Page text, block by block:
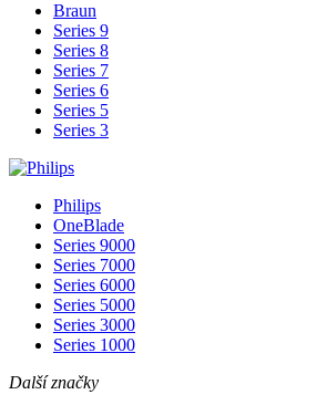
Braun
Series 9
Series 8
Series 7
Series 6
Series 5
Series 3
Philips
OneBlade
Series 9000
Series 7000
Series 6000
Series 5000
Series 3000
Series 1000
Další značky